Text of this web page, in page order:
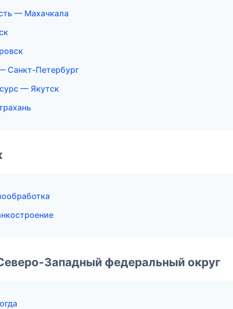
— Махачкала
Санкт-Петербург
— Якутск
Западный федеральный округ